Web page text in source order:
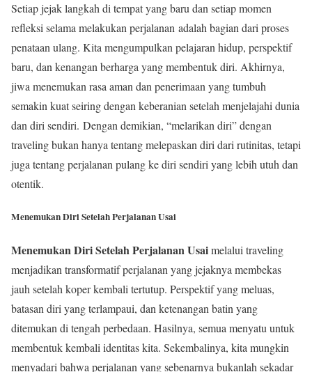
Setiap jejak langkah di tempat yang baru dan setiap momen
refleksi selama melakukan perjalanan adalah bagian dari proses
penataan ulang. Kita mengumpulkan pelajaran hidup, perspektif
baru, dan kenangan berharga yang membentuk diri. Akhirnya,
jiwa menemukan rasa aman dan penerimaan yang tumbuh
semakin kuat seiring dengan keberanian setelah menjelajahi dunia
dan diri sendiri. Dengan demikian, “melarikan diri” dengan
traveling bukan hanya tentang melepaskan diri dari rutinitas, tetapi
juga tentang perjalanan pulang ke diri sendiri yang lebih utuh dan
otentik.
Menemukan Diri Setelah Perjalanan Usai
Menemukan Diri Setelah Perjalanan Usaimelalui traveling
menjadikan transformatif perjalanan yang jejaknya membekas
jauh setelah koper kembali tertutup. Perspektif yang meluas,
batasan diri yang terlampaui, dan ketenangan batin yang
ditemukan di tengah perbedaan. Hasilnya, semua menyatu untuk
membentuk kembali identitas kita. Sekembalinya, kita mungkin
menyadari bahwa perjalanan yang sebenarnya bukanlah sekadar